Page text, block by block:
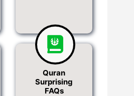
Quran
Surprising
FAQs